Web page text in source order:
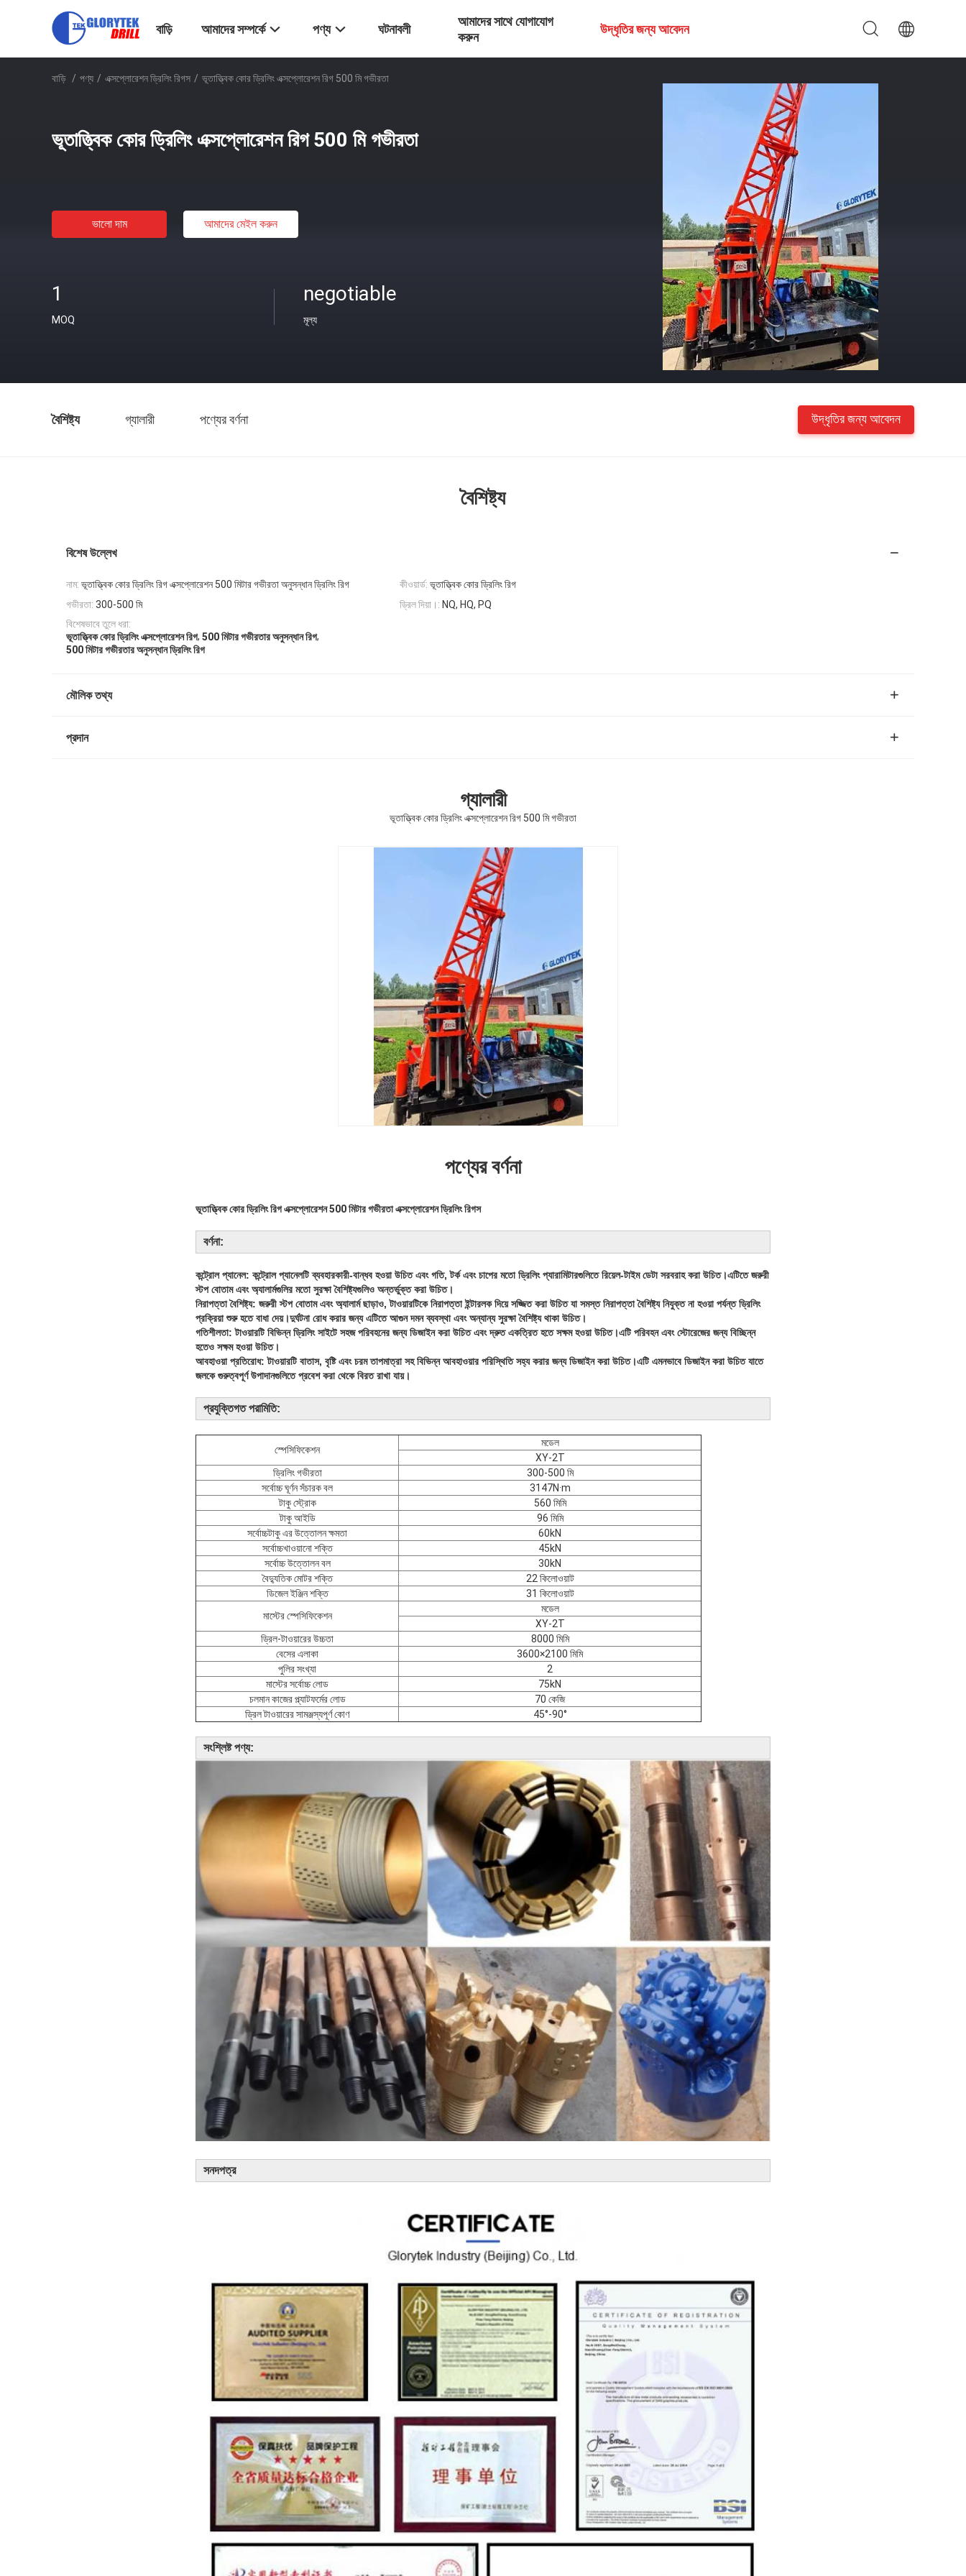
বাড়ি আমাদের সম্পর্কে পণ্য ঘটনাবলী
আমাদের সাথে যোগাযোগ
করুন
উদ্ধৃতির জন্য আবেদন
বাড়ি / পণ্য / এক্সপ্লোরেশন ড্রিলিং রিগস / ভূতাত্ত্বিক কোর ড্রিলিং এক্সপ্লোরেশন রিগ 500 মি গভীরতা
ভূতাত্ত্বিক কোর ড্রিলিং এক্সপ্লোরেশন রিগ 500 মি গভীরতা
ভালো দাম আমাদের মেইল ​​করুন
1
MOQ
negotiable
মূল্য
বৈশিষ্ট্য গ্যালারী পণ্যের বর্ণনা উদ্ধৃতির জন্য আবেদন
বৈশিষ্ট্য
বিশেষ উল্লেখ
নাম: ভূতাত্ত্বিক কোর ড্রিলিং রিগ এক্সপ্লোরেশন 500 মিটার গভীরতা অনুসন্ধান ড্রিলিং রিগ কীওয়ার্ড: ভূতাত্ত্বিক কোর ড্রিলিং রিগ
গভীরতা: 300-500 মি ড্রিল দিয়া।: NQ, HQ, PQ
বিশেষভাবে তুলে ধরা:
ভূতাত্ত্বিক কোর ড্রিলিং এক্সপ্লোরেশন রিগ, 500 মিটার গভীরতার অনুসন্ধান রিগ,
500 মিটার গভীরতার অনুসন্ধান ড্রিলিং রিগ
মৌলিক তথ্য
প্রদান
গ্যালারী
ভূতাত্ত্বিক কোর ড্রিলিং এক্সপ্লোরেশন রিগ 500 মি গভীরতা
পণ্যের বর্ণনা
ভূতাত্ত্বিক কোর ড্রিলিং রিগ এক্সপ্লোরেশন 500 মিটার গভীরতা এক্সপ্লোরেশন ড্রিলিং রিগস
বর্ণনা:
কন্ট্রোল প্যানেল: কন্ট্রোল প্যানেলটি ব্যবহারকারী-বান্ধব হওয়া উচিত এবং গতি, টর্ক এবং চাপের মতো ড্রিলিং প্যারামিটারগুলিতে রিয়েল-টাইম ডেটা সরবরাহ করা উচিত।এটিতে জরুরী
স্টপ বোতাম এবং অ্যালার্মগুলির মতো সুরক্ষা বৈশিষ্ট্যগুলিও অন্তর্ভুক্ত করা উচিত।
নিরাপত্তা বৈশিষ্ট্য: জরুরী স্টপ বোতাম এবং অ্যালার্ম ছাড়াও, টাওয়ারটিকে নিরাপত্তা ইন্টারলক দিয়ে সজ্জিত করা উচিত যা সমস্ত নিরাপত্তা বৈশিষ্ট্য নিযুক্ত না হওয়া পর্যন্ত ড্রিলিং
প্রক্রিয়া শুরু হতে বাধা দেয়।দুর্ঘটনা রোধ করার জন্য এটিতে আগুন দমন ব্যবস্থা এবং অন্যান্য সুরক্ষা বৈশিষ্ট্য থাকা উচিত।
গতিশীলতা: টাওয়ারটি বিভিন্ন ড্রিলিং সাইটে সহজ পরিবহনের জন্য ডিজাইন করা উচিত এবং দ্রুত একত্রিত হতে সক্ষম হওয়া উচিত।এটি পরিবহন এবং স্টোরেজের জন্য বিচ্ছিন্ন
হতেও সক্ষম হওয়া উচিত।
আবহাওয়া প্রতিরোধ: টাওয়ারটি বাতাস, বৃষ্টি এবং চরম তাপমাত্রা সহ বিভিন্ন আবহাওয়ার পরিস্থিতি সহ্য করার জন্য ডিজাইন করা উচিত।এটি এমনভাবে ডিজাইন করা উচিত যাতে
জলকে গুরুত্বপূর্ণ উপাদানগুলিতে প্রবেশ করা থেকে বিরত রাখা যায়।
প্রযুক্তিগত পরামিতি:
স্পেসিফিকেশন
মডেল
XY-2T
ড্রিলিং গভীরতা
300-500 মি
সর্বোচ্চ ঘূর্ণন সঁচারক বল
3147N·m
টাকু স্ট্রোক
560 মিমি
টাকু আইডি
96 মিমি
সর্বোচ্চটাকু এর উত্তোলন ক্ষমতা
60kN
সর্বোচ্চখাওয়ানো শক্তি
45kN
সর্বোচ্চ উত্তোলন বল
30kN
বৈদ্যুতিক মোটর শক্তি
22 কিলোওয়াট
ডিজেল ইঞ্জিন শক্তি
31 কিলোওয়াট
মাস্টের স্পেসিফিকেশন
মডেল
XY-2T
ড্রিল-টাওয়ারের উচ্চতা
8000 মিমি
বেসের এলাকা
3600×2100 মিমি
পুলির সংখ্যা
2
মাস্টের সর্বোচ্চ লোড
75kN
চলমান কাজের প্ল্যাটফর্মের লোড
70 কেজি
ড্রিল টাওয়ারের সামঞ্জস্যপূর্ণ কোণ
45°-90°
সংশ্লিষ্ট পণ্য:
সনদপত্র